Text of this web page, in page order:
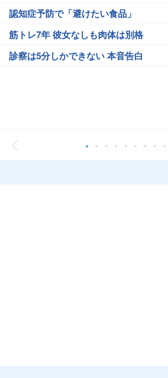
認知症予防で「避けたい食品」
筋トレ7年 彼女なしも肉体は別格
診察は5分しかできない 本音告白